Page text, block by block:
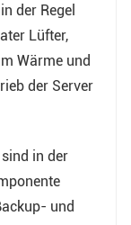
der Regel
Lüfter,
Wärme und
der Server
in der
und